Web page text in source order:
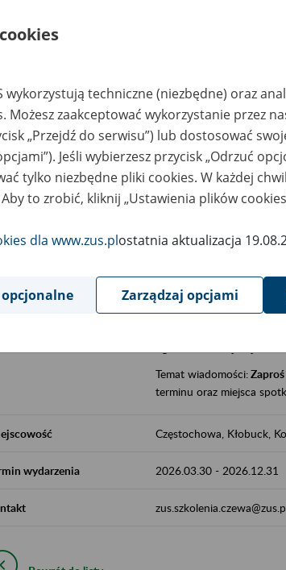
zachęcanie do
ZUS przez działania
kontynuowaniu
Aktywni 50+to
edukowania nt. systemu
działań z obszaru
realizowanej przez ZUS.
W ramach inicjatywy
jak zwiększyć
jak skorzystać z
leczniczej
Temat wiadomości:Zaproś
terminu oraz miejsca
Częstochowa, Kłobuck,
wydarzenia 2026.03.30 - 2026.12.31
wykorzystują techniczne (niezbędne) oraz
Możesz zaakceptować wykorzystanie przez
„Przejdź do serwisu”) lub dostosować
Jeśli wybierzesz przycisk „Odrzuć
tylko niezbędne pliki cookies. W każdej
to zrobić, kliknij „Ustawienia plików
dla www.zus.plostatnia aktualizacja
Zarządzaj opcjami